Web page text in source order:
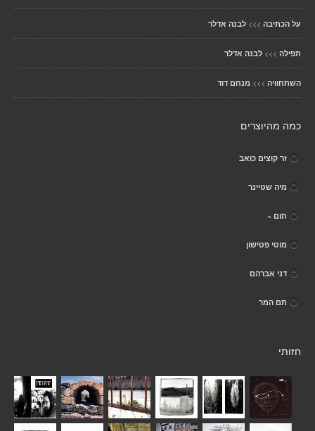
על הכתיבה >>> לבנה אדלר
תפילה >>> לבנה אדלר
השתחוויה >>> מנחם דוד
כמה מהיוצרים
זר קוצים כואב
מיה שטיינר
תום ~
מוטי פטישון
דני אברהם
תם המר
חזותי